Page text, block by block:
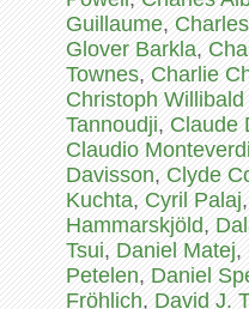
Guillaume,
Glover Barkla,
Townes,Charlie
Christoph
Tannoudji,Claude
Claudio
Davisson,Clyde
Kuchta,Cyril Palaj
Hammarskjöld,
Tsui,Daniel Matej,
Petelen,Daniel
Fröhlich,David J.